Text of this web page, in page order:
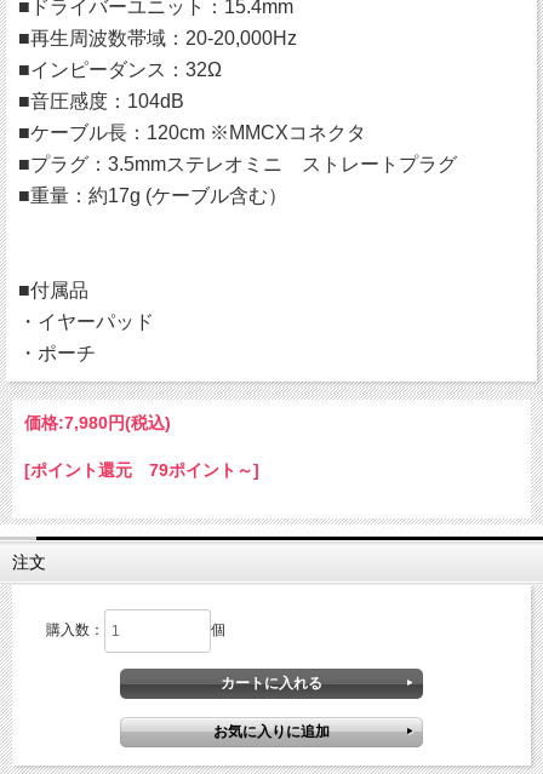
■ドライバーユニット：15.4mm
■再生周波数帯域：20-20,000Hz
■インピーダンス：32Ω
■音圧感度：104dB
■ケーブル長：120cm ※MMCXコネクタ
■プラグ：3.5mmステレオミニ ストレートプラグ
■重量：約17g (ケーブル含む）
■付属品
・イヤーパッド
・ポーチ
価格:7,980円(税込)
[ポイント還元 79ポイント～]
注文
購入数： 個